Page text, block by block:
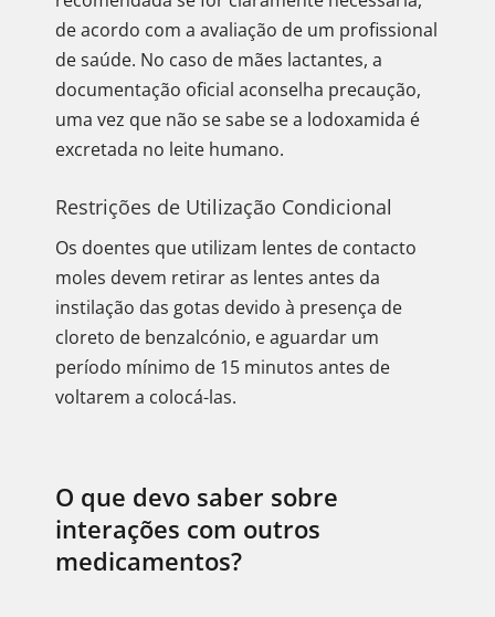
de acordo com a avaliação de um profissional
de saúde. No caso de mães lactantes, a
documentação oficial aconselha precaução,
uma vez que não se sabe se a lodoxamida é
excretada no leite humano.
Restrições de Utilização Condicional
Os doentes que utilizam lentes de contacto
moles devem retirar as lentes antes da
instilação das gotas devido à presença de
cloreto de benzalcónio, e aguardar um
período mínimo de 15 minutos antes de
voltarem a colocá-las.
O que devo saber sobre
interações com outros
medicamentos?